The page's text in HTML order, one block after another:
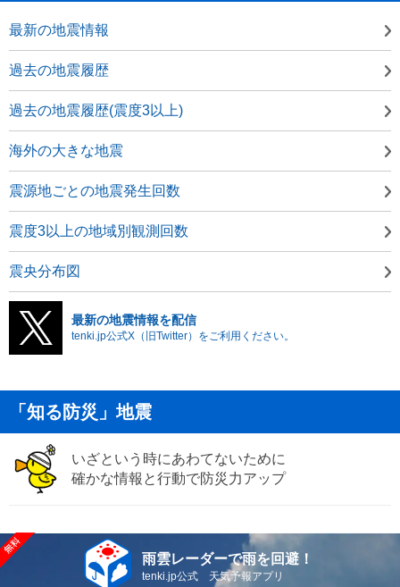
最新の地震情報
過去の地震履歴
過去の地震履歴(震度3以上)
海外の大きな地震
震源地ごとの地震発生回数
震度3以上の地域別観測回数
震央分布図
最新の地震情報を配信
tenki.jp公式X（旧Twitter）をご利用ください。
「知る防災」地震
いざという時にあわてないために
確かな情報と行動で防災力アップ
雨雲レーダーで雨を回避！
tenki.jp公式 天気予報アプリ